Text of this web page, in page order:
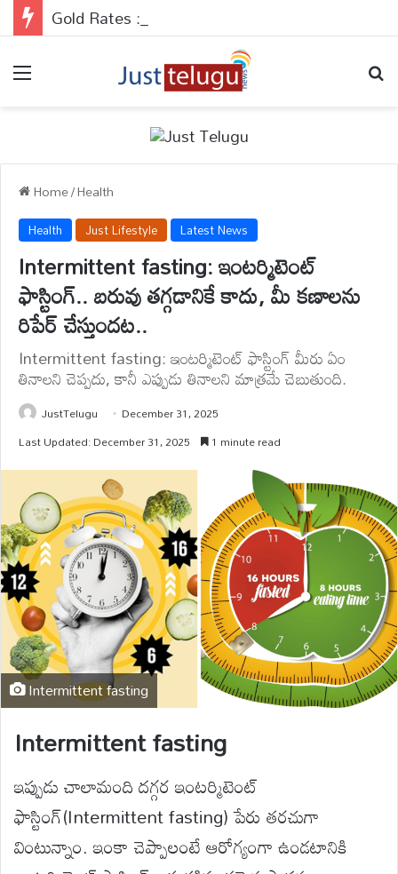
Home/Health
Health Just Lifestyle Latest News
Intermittent fasting: ఇంటర్మిటెంట్
ఫాస్టింగ్.. బరువు తగ్గడానికే కాదు, మీ కణాలను
రిపేర్ చేస్తుందట..
Intermittent fasting: ఇంటర్మిటెంట్ ఫాస్టింగ్ మీరు ఏం
తినాలని చెప్పదు, కానీ ఎప్పుడు తినాలని మాత్రమే చెబుతుంది.
JustTelugu
December 31, 2025
Last Updated: December 31, 2025
1 minute read
Intermittent fasting
Intermittent fasting
ఇప్పుడు చాలామంది దగ్గర ఇంటర్మిటెంట్
ఫాస్టింగ్(Intermittent fasting) పేరు తరచుగా
వింటున్నాం. ఇంకా చెప్పాలంటే ఆరోగ్యంగా ఉండటానికి